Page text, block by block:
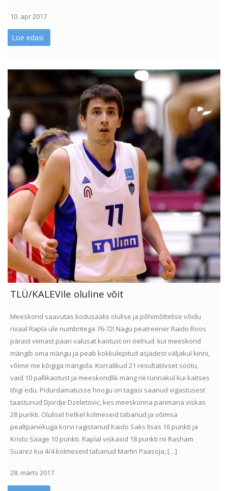
10. apr 2017
Loe edasi
TLÜ/KALEVile oluline võit
Meeskond saavutas kodusaalis olulise ja põhimõttelise võidu
rivaal Rapla üle numbritega 76-72! Nagu peatreener Raido Roos
pärast viimast paari valusat kaotust on öelnud: kui meeskond
mängib oma mängu ja peab kokkulepitud asjadest väljakul kinni,
võime me kõigiga mängida. Korralikud 21 resultatiivset söötu,
vaid 10 pallikaotust ja meeskondlik mäng nii rünnakul kui kaitses
tõigi edu. Pidurdamatusse hoogu on tagasi saanud vigastusest
taastunud Djordje Dzeletovic, kes meeskonna parimana viskas
28 punkti. Olulisel hetkel kolmeseid tabanud ja võimsa
pealtpanekuga korvi ragistanud Kaido Saks lisas 16 punkti ja
Kristo Saage 10 punkti. Raplal viskasid 18 punkti nii Rasham
Suarez kui 4/4 kolmeseid tabanud Martin Paasoja, […]
28. märts 2017